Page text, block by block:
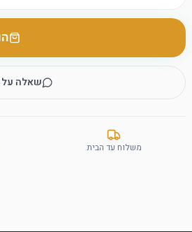
שאלה על
משלוח עד הבית